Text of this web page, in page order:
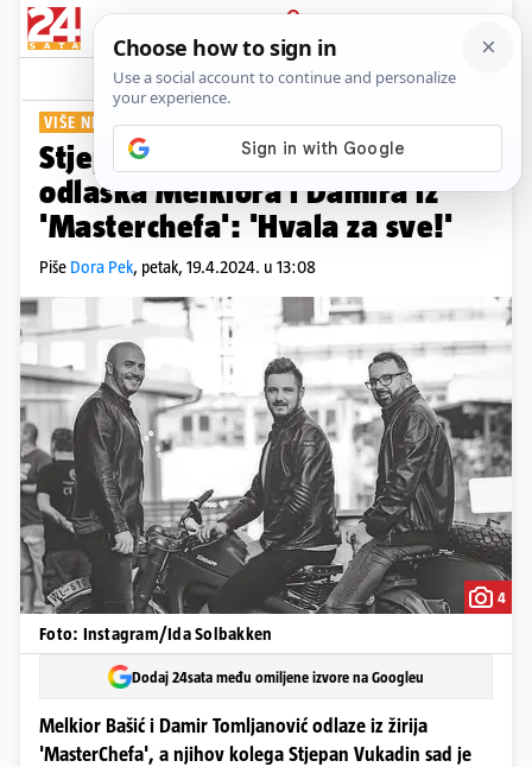
PRIJAVA
Show Komentari
VIŠE NEĆE BITI U ŽIRIJU
Stjepan Vukadin oglasio se oko
odlaska Melkiora i Damira iz
'Masterchefa': 'Hvala za sve!'
Piše Dora Pek, petak, 19.4.2024. u 13:08
4
Foto: Instagram/Ida Solbakken
Dodaj 24sata među omiljene izvore na Googleu
Melkior Bašić i Damir Tomljanović odlaze iz žirija
'MasterChefa', a njihov kolega Stjepan Vukadin sad je